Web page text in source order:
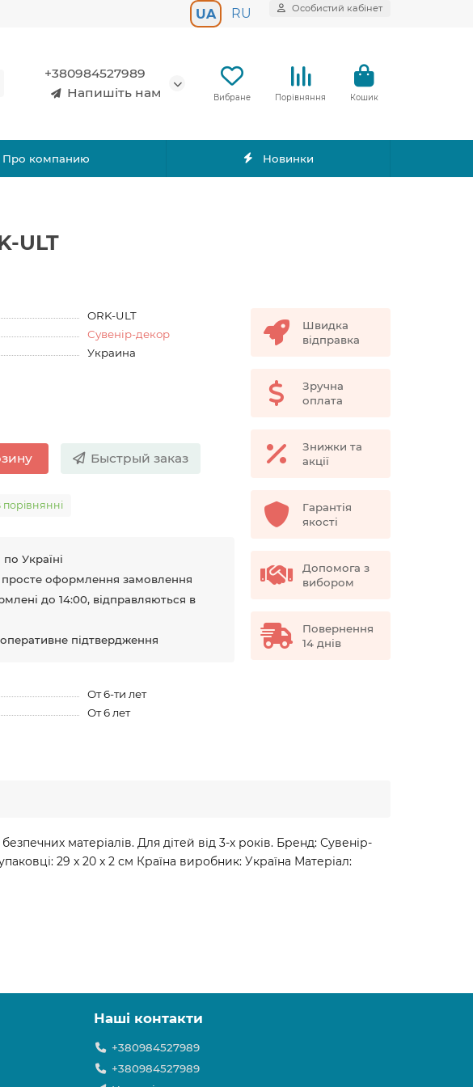
UA RU Особистий кабінет
+380984527989
Напишіть нам
Вибране Порівняння Кошик
Про компанию Новинки
ULT
ORK-ULT
Сувенір-декор
Украина
Быстрый заказ
порівнянні
Україні
просте оформлення замовлення
до 14:00, відправляються в
оперативне підтвердження
От 6-ти лет
От 6 лет
Швидка
відправка
Зручна
оплата
Знижки та
акції
Гарантія
якості
Допомога з
вибором
Повернення
14 днів
матеріалів. Для дітей від 3-х років. Бренд: Сувенір-
29 x 20 x 2 см Країна виробник: Україна Матеріал:
Наші контакти
+380984527989
+380984527989